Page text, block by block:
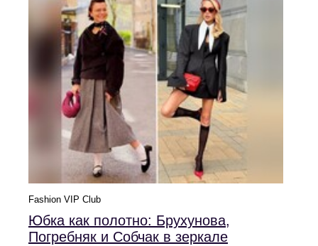
Fashion VIP Club
Юбка как полотно: Брухунова,
Погребняк и Собчак в зеркале